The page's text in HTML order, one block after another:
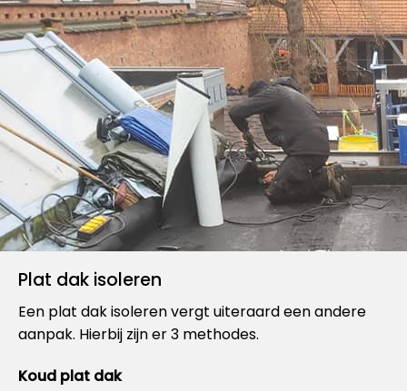
Plat dak isoleren
Een plat dak isoleren vergt uiteraard een andere
aanpak. Hierbij zijn er 3 methodes.
Koud plat dak